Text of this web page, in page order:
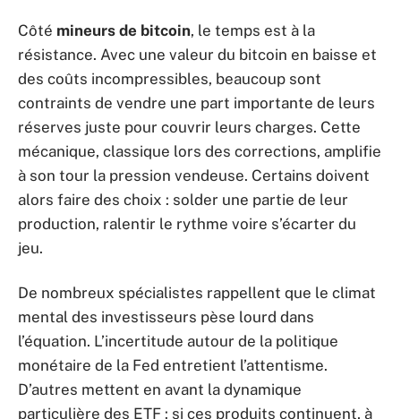
Côté mineurs de bitcoin, le temps est à la
résistance. Avec une valeur du bitcoin en baisse et
des coûts incompressibles, beaucoup sont
contraints de vendre une part importante de leurs
réserves juste pour couvrir leurs charges. Cette
mécanique, classique lors des corrections, amplifie
à son tour la pression vendeuse. Certains doivent
alors faire des choix : solder une partie de leur
production, ralentir le rythme voire s’écarter du
jeu.
De nombreux spécialistes rappellent que le climat
mental des investisseurs pèse lourd dans
l’équation. L’incertitude autour de la politique
monétaire de la Fed entretient l’attentisme.
D’autres mettent en avant la dynamique
particulière des ETF : si ces produits continuent, à